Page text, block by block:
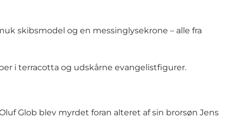
skibsmodel og en messinglysekrone – alle fra
i terracotta og udskårne evangelistfigurer.
Glob blev myrdet foran alteret af sin brorsøn Jens